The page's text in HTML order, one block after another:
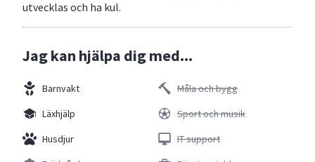
utvecklas och ha kul.
Jag kan hjälpa dig med...
Barnvakt
Läxhjälp
Husdjur
Måla och bygg
Sport och musik
IT support